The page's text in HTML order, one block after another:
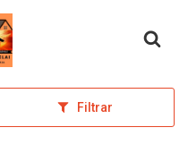
inicial
Filtrar